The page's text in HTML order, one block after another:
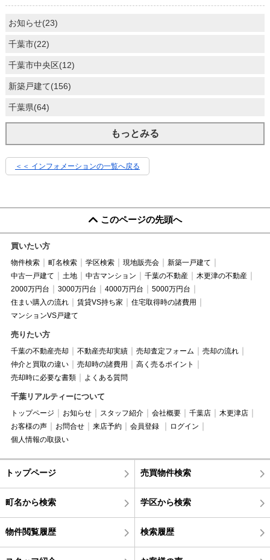
お知らせ(23)
千葉市(22)
千葉市中央区(12)
新築戸建て(156)
千葉県(64)
もっとみる
＜＜ インフォメーションの一覧へ戻る
このページの先頭へ
買いたい方
物件検索 町名検索 学区検索 現地販売会
新築一戸建て
中古一戸建て
土地 中古マンション 千葉の不動産
木更津の不動産
2000万円台
3000万円台 4000万円台
5000万円台
住まい購入の流れ
賃貸VS持ち家
住宅取得時の諸費用
マンションVS戸建て
売りたい方
千葉の不動産売却 不動産売却実績 売却査定フォーム
売却の流れ
仲介と買取の違い
売却時の諸費用
高く売るポイント
売却時に必要な書類
よくある質問
千葉リアルティーについて
トップページ お知らせ スタッフ紹介 会社概要 千葉店
木更津店
お客様の声
お問合せ 来店予約 会員登録
ログイン
個人情報の取扱い
トップページ 売買物件検索
町名から検索 学区から検索
物件閲覧履歴 検索履歴